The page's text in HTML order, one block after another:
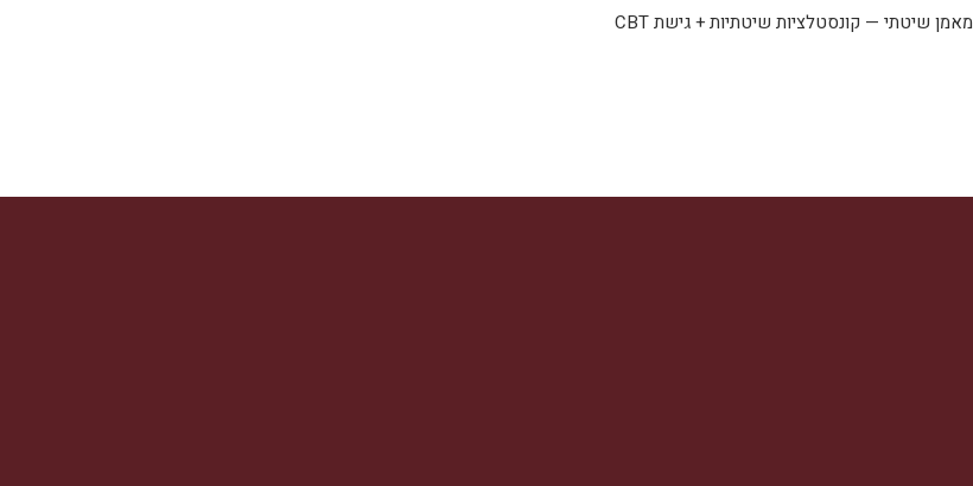
מאמן שיטתי — קונסטלציות שיטתיות + גישת CBT